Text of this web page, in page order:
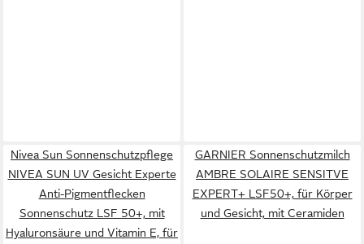
Nivea Sun Sonnenschutzpflege
NIVEA SUN UV Gesicht Experte
Anti-Pigmentflecken
Sonnenschutz LSF 50+, mit
Hyaluronsäure und Vitamin E, für
GARNIER Sonnenschutzmilch
AMBRE SOLAIRE SENSITVE
EXPERT+ LSF50+, für Körper
und Gesicht, mit Ceramiden